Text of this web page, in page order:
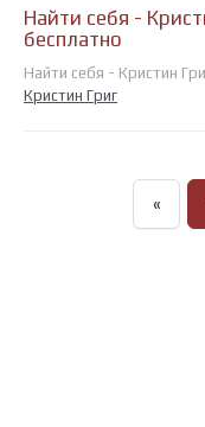
Найти себя -
бесплатно
Найти себя - Кристин
Кристин Григ
«